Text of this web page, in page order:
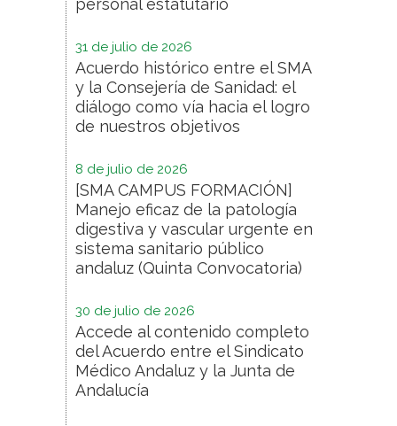
personal estatutario
31 de julio de 2026
Acuerdo histórico entre el SMA
y la Consejería de Sanidad: el
diálogo como vía hacia el logro
de nuestros objetivos
8 de julio de 2026
[SMA CAMPUS FORMACIÓN]
Manejo eficaz de la patología
digestiva y vascular urgente en
sistema sanitario público
andaluz (Quinta Convocatoria)
30 de julio de 2026
Accede al contenido completo
del Acuerdo entre el Sindicato
Médico Andaluz y la Junta de
Andalucía